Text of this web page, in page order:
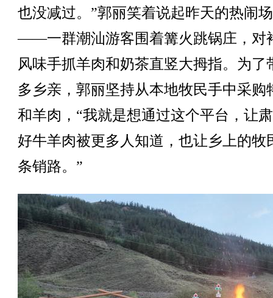
也没减过。”郭丽笑着说起昨天的热闹
——一群潮汕游客围着篝火跳锅庄，对
风味手抓羊肉和奶茶直竖大拇指。为了
多乡亲，郭丽坚持从本地牧民手中采购
和羊肉，“我就是想通过这个平台，让
好牛羊肉被更多人知道，也让乡上的牧
条销路。”